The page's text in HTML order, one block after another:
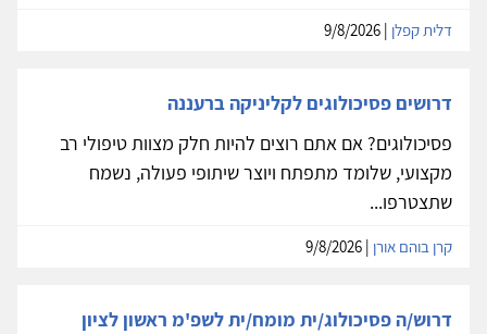
דלית קפלן
דרושים פסיכולוגים לקליניקה ברעננה
פסיכולוגים? אם אתם רוצים להיות חלק מצוות טיפולי רב
מקצועי, שלומד מתפתח ויוצר שיתופי פעולה, נשמח
שתצטרפו...
קרן בוהם אורן
דרוש/ה פסיכולוג/ית מומח/ית לשפ'מ ראשון לציון